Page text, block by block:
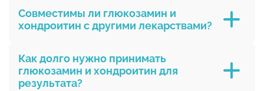
Совместимы ли глюкозамин и
хондроитин с другими лекарствами?
Да,
Как долго нужно принимать
глюкозамин и хондроитин для
результата?